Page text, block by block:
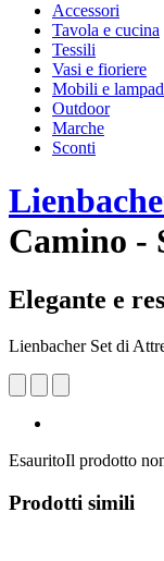
Accessori
Tavola e cucina
Tessili
Vasi e fioriere
Mobili e
Outdoor
Marche
Sconti
Camino -
Elegante e
Lienbacher Set di
EsauritoIl prodotto
Prodotti simili